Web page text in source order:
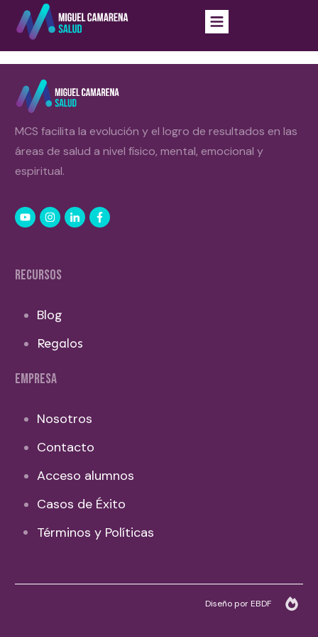
MCS facilita la evolución y el logro de resultados en las
áreas de salud a nivel físico, mental, emocional y
espiritual.
RECURSOS
Blog
Regalos
EMPRESA
Nosotros
Contacto
Acceso alumnos
Casos de Éxito
Términos y Políticas
Diseño por EBDF